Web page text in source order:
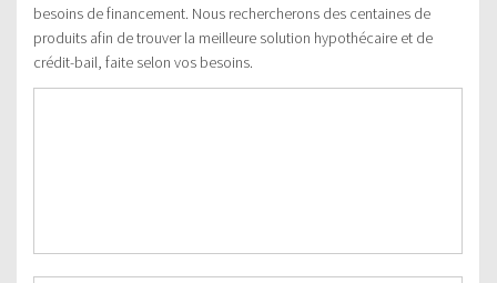
besoins de financement. Nous rechercherons des centaines de
produits afin de trouver la meilleure solution hypothécaire et de
crédit-bail, faite selon vos besoins.